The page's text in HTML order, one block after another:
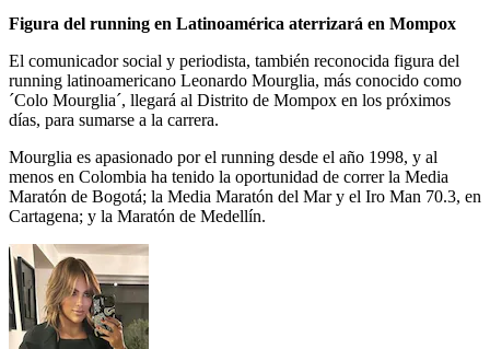
Figura del running en Latinoamérica aterrizará en Mompox
El comunicador social y periodista, también reconocida figura del
running latinoamericano Leonardo Mourglia, más conocido como
´Colo Mourglia´, llegará al Distrito de Mompox en los próximos
días, para sumarse a la carrera.
Mourglia es apasionado por el running desde el año 1998, y al
menos en Colombia ha tenido la oportunidad de correr la Media
Maratón de Bogotá; la Media Maratón del Mar y el Iro Man 70.3, en
Cartagena; y la Maratón de Medellín.